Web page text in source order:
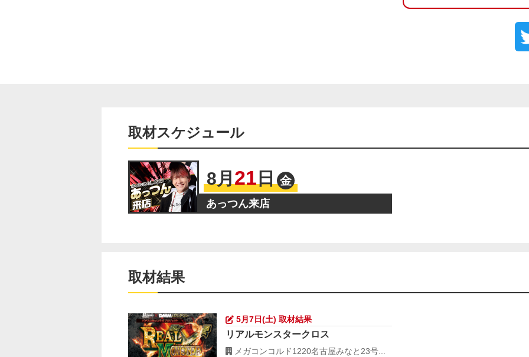
取材スケジュール
8月 21 日 金
あっつん来店
取材結果
5月7日(土) 取材結果
リアルモンスタークロス
メガコンコルド1220名古屋みなと23号...